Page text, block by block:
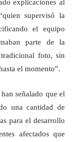
explicaciones al
supervisó la
el equipo
parte de la
foto, sin
el momento”.
señalado que el
una cantidad de
para el desarrollo
afectados que